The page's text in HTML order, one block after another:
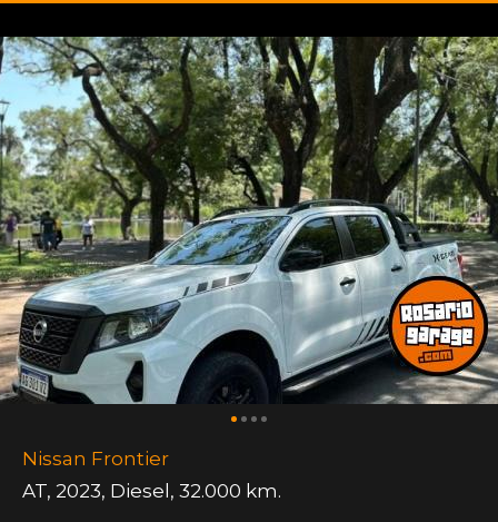
Nissan Frontier
AT, 2023, Diesel, 32.000 km.